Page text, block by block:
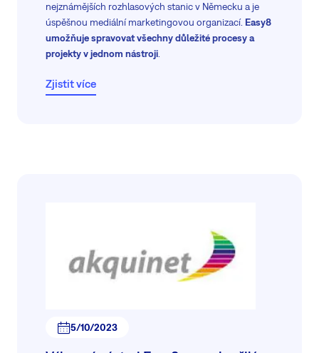
nejznámějších rozhlasových stanic v Německu a je
úspěšnou mediální marketingovou organizací. Easy8
umožňuje spravovat všechny důležité procesy a
projekty v jednom nástroji
Zjistit více
5/10/2023